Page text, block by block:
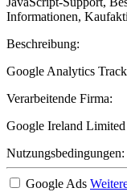
Informationen,
Beschreibung:
Google Analytics
Verarbeitende Firma:
Google Ireland Limited
Nutzungsbedingungen:
Google Ads